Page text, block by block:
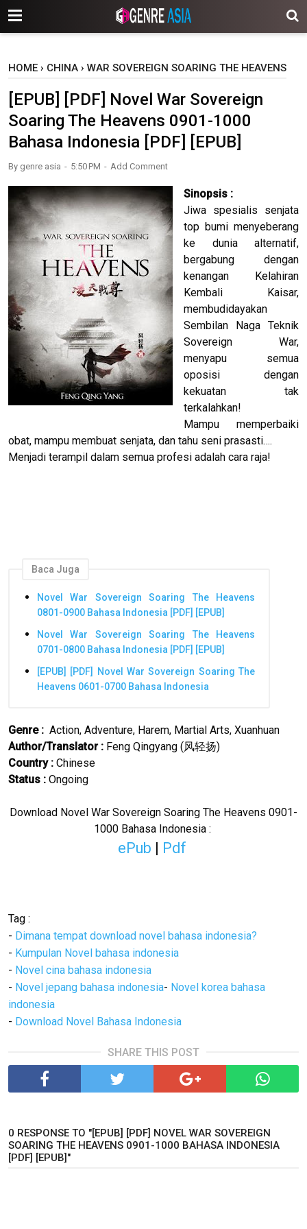
-->
HOME › CHINA › WAR SOVEREIGN SOARING THE HEAVENS
[EPUB] [PDF] Novel War Sovereign
Soaring The Heavens 0901-1000
Bahasa Indonesia [PDF] [EPUB]
By genre asia 5:50 PM Add Comment
Sinopsis :
Jiwa spesialis senjata
top bumi menyeberang
ke dunia alternatif,
bergabung dengan
kenangan Kelahiran
Kembali Kaisar,
membudidayakan
Sembilan Naga Teknik
Sovereign War,
menyapu semua
oposisi dengan
kekuatan tak
terkalahkan!
Mampu memperbaiki
obat, mampu membuat senjata, dan tahu seni prasasti….
Menjadi terampil dalam semua profesi adalah cara raja!
Baca Juga
Novel War Sovereign Soaring The Heavens
0801-0900 Bahasa Indonesia [PDF] [EPUB]
Novel War Sovereign Soaring The Heavens
0701-0800 Bahasa Indonesia [PDF] [EPUB]
[EPUB] [PDF] Novel War Sovereign Soaring The
Heavens 0601-0700 Bahasa Indonesia
Genre : Action, Adventure, Harem, Martial Arts, Xuanhuan
Author/Translator : Feng Qingyang (风轻扬)
Country : Chinese
Status : Ongoing
Download Novel War Sovereign Soaring The Heavens 0901-
1000 Bahasa Indonesia :
ePub | Pdf
Tag :
- Dimana tempat download novel bahasa indonesia?
- Kumpulan Novel bahasa indonesia
- Novel cina bahasa indonesia
- Novel jepang bahasa indonesia- Novel korea bahasa
indonesia
- Download Novel Bahasa Indonesia
SHARE THIS POST
0 RESPONSE TO "[EPUB] [PDF] NOVEL WAR SOVEREIGN
SOARING THE HEAVENS 0901-1000 BAHASA INDONESIA
[PDF] [EPUB]"